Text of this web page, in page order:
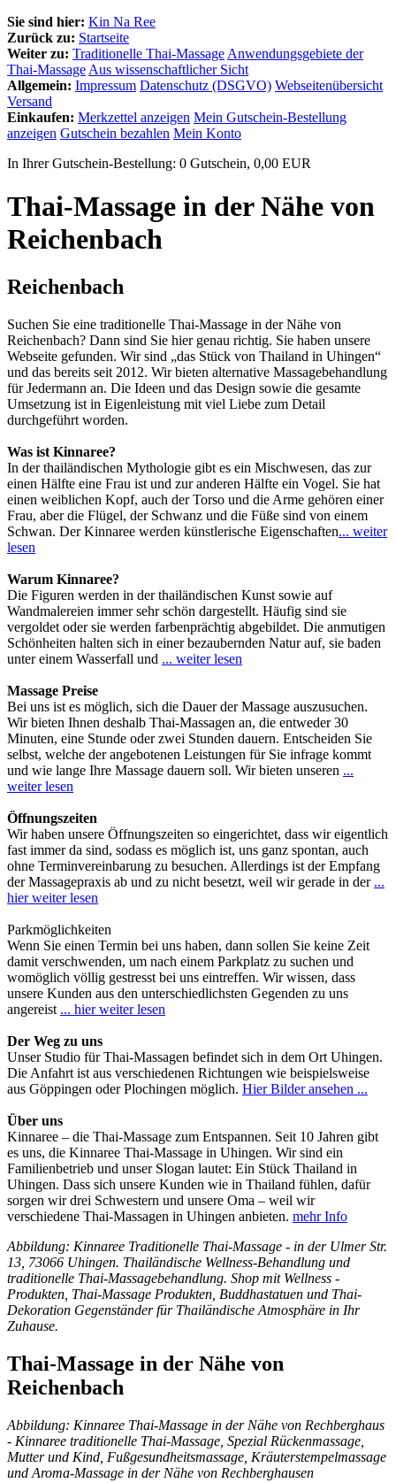
Sie sind hier: Kin Na Ree
Zurück zu: Startseite
Weiter zu: Traditionelle Thai-Massage Anwendungsgebiete der
Thai-Massage Aus wissenschaftlicher Sicht
Allgemein: Impressum Datenschutz (DSGVO) Webseitenübersicht
Versand
Einkaufen: Merkzettel anzeigen Mein Gutschein-Bestellung
anzeigen Gutschein bezahlen Mein Konto
In Ihrer Gutschein-Bestellung: 0 Gutschein, 0,00 EUR
Thai-Massage in der Nähe von
Reichenbach
Reichenbach
Suchen Sie eine traditionelle Thai-Massage in der Nähe von
Reichenbach? Dann sind Sie hier genau richtig. Sie haben unsere
Webseite gefunden. Wir sind „das Stück von Thailand in Uhingen“
und das bereits seit 2012. Wir bieten alternative Massagebehandlung
für Jedermann an. Die Ideen und das Design sowie die gesamte
Umsetzung ist in Eigenleistung mit viel Liebe zum Detail
durchgeführt worden.
Was ist Kinnaree?
In der thailändischen Mythologie gibt es ein Mischwesen, das zur
einen Hälfte eine Frau ist und zur anderen Hälfte ein Vogel. Sie hat
einen weiblichen Kopf, auch der Torso und die Arme gehören einer
Frau, aber die Flügel, der Schwanz und die Füße sind von einem
Schwan. Der Kinnaree werden künstlerische Eigenschaften... weiter
lesen
Warum Kinnaree?
Die Figuren werden in der thailändischen Kunst sowie auf
Wandmalereien immer sehr schön dargestellt. Häufig sind sie
vergoldet oder sie werden farbenprächtig abgebildet. Die anmutigen
Schönheiten halten sich in einer bezaubernden Natur auf, sie baden
unter einem Wasserfall und ... weiter lesen
Massage Preise
Bei uns ist es möglich, sich die Dauer der Massage auszusuchen.
Wir bieten Ihnen deshalb Thai-Massagen an, die entweder 30
Minuten, eine Stunde oder zwei Stunden dauern. Entscheiden Sie
selbst, welche der angebotenen Leistungen für Sie infrage kommt
und wie lange Ihre Massage dauern soll. Wir bieten unseren ...
weiter lesen
Öffnungszeiten
Wir haben unsere Öffnungszeiten so eingerichtet, dass wir eigentlich
fast immer da sind, sodass es möglich ist, uns ganz spontan, auch
ohne Terminvereinbarung zu besuchen. Allerdings ist der Empfang
der Massagepraxis ab und zu nicht besetzt, weil wir gerade in der ...
hier weiter lesen
Parkmöglichkeiten
Wenn Sie einen Termin bei uns haben, dann sollen Sie keine Zeit
damit verschwenden, um nach einem Parkplatz zu suchen und
womöglich völlig gestresst bei uns eintreffen. Wir wissen, dass
unsere Kunden aus den unterschiedlichsten Gegenden zu uns
angereist ... hier weiter lesen
Der Weg zu uns
Unser Studio für Thai-Massagen befindet sich in dem Ort Uhingen.
Die Anfahrt ist aus verschiedenen Richtungen wie beispielsweise
aus Göppingen oder Plochingen möglich. Hier Bilder ansehen ...
Über uns
Kinnaree – die Thai-Massage zum Entspannen. Seit 10 Jahren gibt
es uns, die Kinnaree Thai-Massage in Uhingen. Wir sind ein
Familienbetrieb und unser Slogan lautet: Ein Stück Thailand in
Uhingen. Dass sich unsere Kunden wie in Thailand fühlen, dafür
sorgen wir drei Schwestern und unsere Oma – weil wir
verschiedene Thai-Massagen in Uhingen anbieten. mehr Info
Abbildung: Kinnaree Traditionelle Thai-Massage - in der Ulmer Str.
13, 73066 Uhingen. Thailändische Wellness-Behandlung und
traditionelle Thai-Massagebehandlung. Shop mit Wellness -
Produkten, Thai-Massage Produkten, Buddhastatuen und Thai-
Dekoration Gegenständer für Thailändische Atmosphäre in Ihr
Zuhause.
Thai-Massage in der Nähe von
Reichenbach
Abbildung: Kinnaree Thai-Massage in der Nähe von Rechberghaus
- Kinnaree traditionelle Thai-Massage, Spezial Rückenmassage,
Mutter und Kind, Fußgesundheitsmassage, Kräuterstempelmassage
und Aroma-Massage in der Nähe von Rechberghausen